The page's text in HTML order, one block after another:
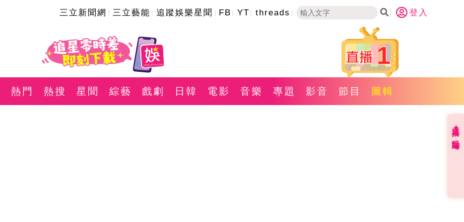
三立新聞網 三立藝能 追蹤娛樂星聞 FB YT threads 登入
1
熱門 熱搜 星聞 綜藝 戲劇 日韓 電影 音樂 專題 影音 節目 圖輯
直播✦活動